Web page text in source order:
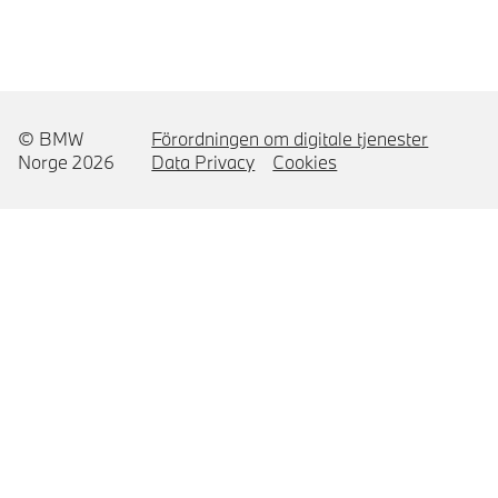
© BMW
Norge 2026
Förordningen om digitale tjenester
Data Privacy
Cookies